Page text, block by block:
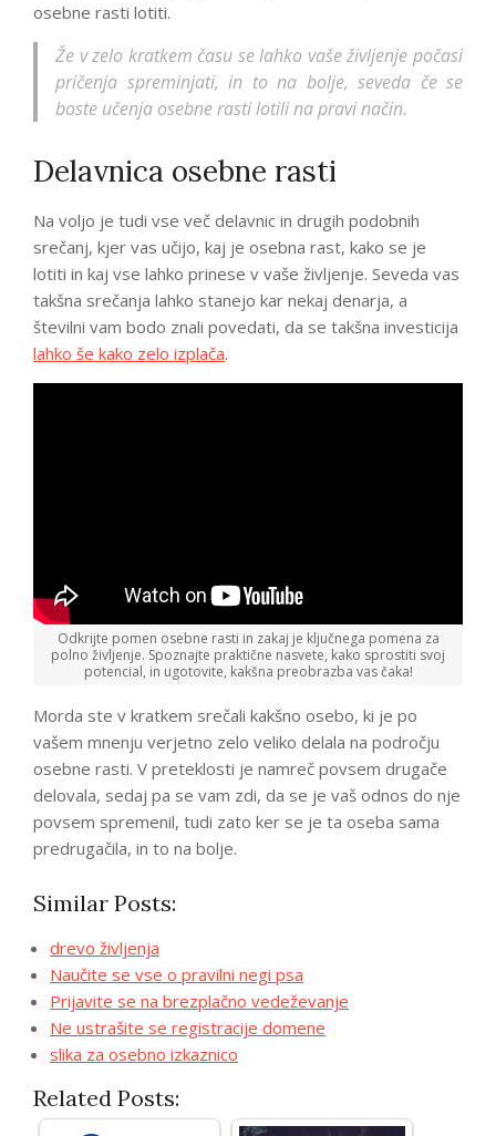
osebne rasti lotiti.
Že v zelo kratkem času se lahko vaše življenje počasi
pričenja spreminjati, in to na bolje, seveda če se
boste učenja osebne rasti lotili na pravi način.
Delavnica osebne rasti
Na voljo je tudi vse več delavnic in drugih podobnih
srečanj, kjer vas učijo, kaj je osebna rast, kako se je
lotiti in kaj vse lahko prinese v vaše življenje. Seveda vas
takšna srečanja lahko stanejo kar nekaj denarja, a
številni vam bodo znali povedati, da se takšna investicija
lahko še kako zelo izplača.
Odkrijte pomen osebne rasti in zakaj je ključnega pomena za
polno življenje. Spoznajte praktične nasvete, kako sprostiti svoj
potencial, in ugotovite, kakšna preobrazba vas čaka!
Morda ste v kratkem srečali kakšno osebo, ki je po
vašem mnenju verjetno zelo veliko delala na področju
osebne rasti. V preteklosti je namreč povsem drugače
delovala, sedaj pa se vam zdi, da se je vaš odnos do nje
povsem spremenil, tudi zato ker se je ta oseba sama
predrugačila, in to na bolje.
Similar Posts:
drevo življenja
Naučite se vse o pravilni negi psa
Prijavite se na brezplačno vedeževanje
Ne ustrašite se registracije domene
slika za osebno izkaznico
Related Posts: